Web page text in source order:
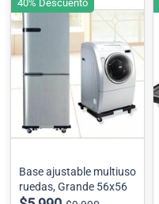
Base ajustable multiuso
ruedas, Grande 56x56
40% Descuento